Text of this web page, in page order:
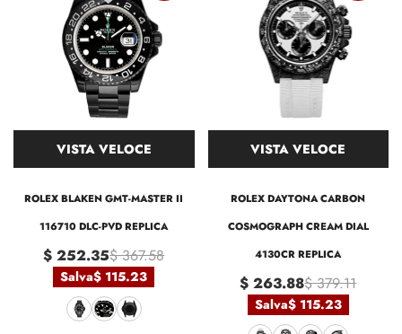
VISTA VELOCE
ROLEX BLAKEN GMT-MASTER II
116710 DLC-PVD REPLICA
$ 252.35$ 367.58
Salva$ 115.23
VISTA VELOCE
ROLEX DAYTONA CARBON
COSMOGRAPH CREAM DIAL
4130CR REPLICA
$ 263.88$ 379.11
Salva$ 115.23